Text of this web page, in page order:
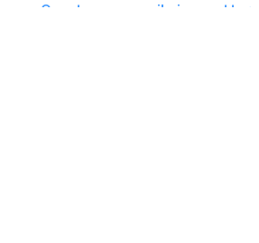
Quanto consuma il piano cottura